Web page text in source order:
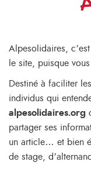
Alpesolidaires,
le site, puisque vous
Destiné à faciliter
individus qui
alpesolidaires.org
partager ses
un article… et bien
de stage,